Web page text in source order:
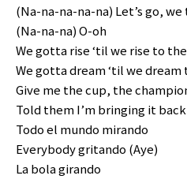
(Na-na-na-na-na) Let’s go,
(Na-na-na) O-oh
We gotta rise ‘til we rise to
We gotta dream ‘til we
Give me the cup, the
Told them I’m bringing it
Todo el mundo mirando
Everybody gritando (Aye)
La bola girando